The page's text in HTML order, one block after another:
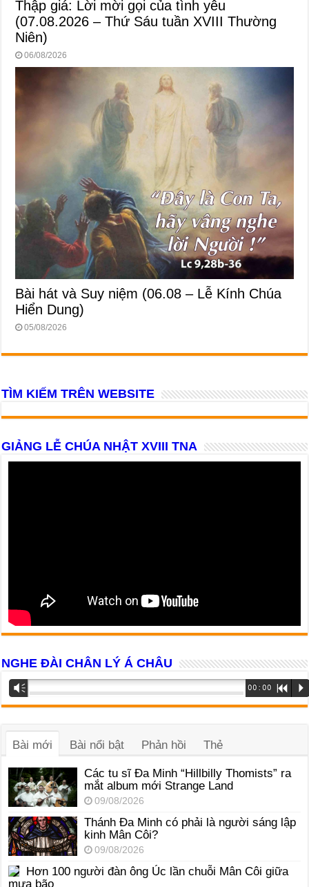
Thập giá: Lời mời gọi của tình yêu
(07.08.2026 – Thứ Sáu tuần XVIII Thường
Niên)
06/08/2026
Bài hát và Suy niệm (06.08 – Lễ Kính Chúa
Hiển Dung)
05/08/2026
TÌM KIẾM TRÊN WEBSITE
GIẢNG LỄ CHÚA NHẬT XVIII TNA
NGHE ĐÀI CHÂN LÝ Á CHÂU
Trình
phát
Vm 00:00 R P
Bài mới Bài nổi bật Phản hồi Thẻ
Các tu sĩ Đa Minh “Hillbilly Thomists” ra
mắt album mới Strange Land
09/08/2026
Thánh Đa Minh có phải là người sáng lập
kinh Mân Côi?
09/08/2026
Hơn 100 người đàn ông Úc lần chuỗi Mân Côi giữa
mưa bão